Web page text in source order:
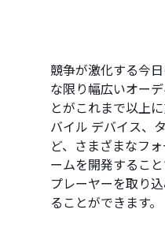
競争が激化する今
な限り幅広いオー
とがこれまで以上
バイル デバイス、
ど、さまざまなフ
ームを開発するこ
プレーヤーを取り
ることができます。